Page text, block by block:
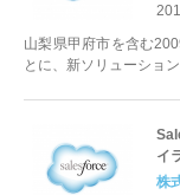
山梨県甲府市を含む
とに、新ソリューショ
イ
株